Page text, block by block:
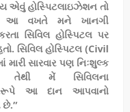
એવું હોસ્પિટલાઇઝેશન તો
વખતે મને ખાનગી
સિવિલ હોસ્પિટલ પર
સિવિલ હોસ્પિટલ (Civil
મારી સારવાર પણ નિઃશુલ્ક
મેં સિવિલના
આ દાન આપવાનો
છે.”